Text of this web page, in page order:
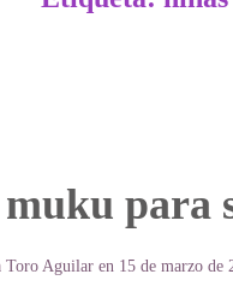
para
Toro Aguilaren 15 de marzo de